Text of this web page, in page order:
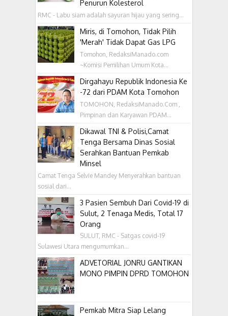
Penurun Kolesterol
RMC - Labu siam adalah sayuran hijau yang sering...
Miris, di Tomohon, Tidak Pilih
'Merah' Tidak Dapat Gas LPG
Tomohon, RedaksiManado.com
~Komisi Pemilihan Umum Kota...
Dirgahayu Republik Indonesia Ke
-72 dari PDAM Kota Tomohon
TOMOHON, RedaksiManado.Com ,
Pimpinan dan Karyawan PDAM...
Dikawal TNI & Polisi,Camat
Tenga Bersama Dinas Sosial
Serahkan Bantuan Pemkab
Minsel
Camat Tenga Selvie Mandey Menyerahkan bantuan
sosial dari...
3 Pasien Sembuh Dari Covid-19 di
Sulut, 2 Tenaga Medis, Total 17
Orang
SULUT, RMC - Satgas covid-19
Sulawesi Utara mengumumkan...
ADVETORIAL JONRU GANTIKAN
MONO PIMPIN DPRD TOMOHON
Pemkab Mitra Siap Lelang